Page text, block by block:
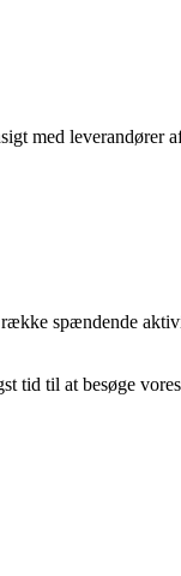
med leverandører
spændende
tid til at besøge